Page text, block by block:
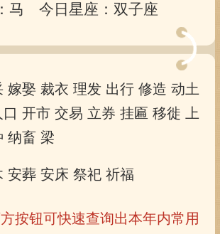
马 今日星座：双子座
嫁娶 裁衣 理发 出行 修造 动土
开市 交易 立券 挂匾 移徙
上
梁
纳畜
安葬 安床 祭祀 祈福
按钮可快速查询出本年内常用